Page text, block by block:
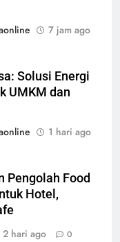
7 jam ago
Solusi Energi
UMKM dan
1 hari ago
Pengolah Food
Hotel,
2 hari ago 0